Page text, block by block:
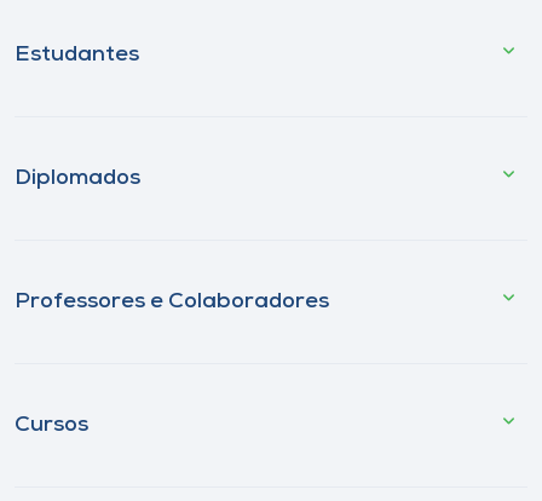
Estudantes
Diplomados
Professores e Colaboradores
Cursos